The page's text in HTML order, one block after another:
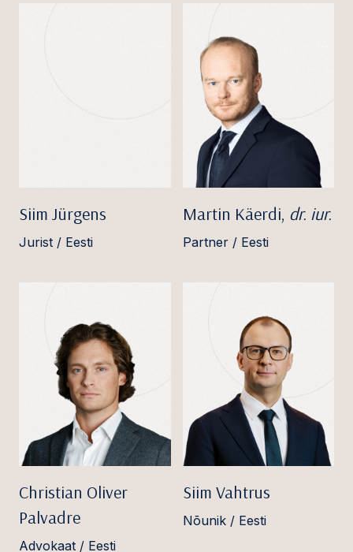
Siim Jürgens
Jurist / Eesti
Martin Käerdi, dr. iur.
Partner / Eesti
Christian Oliver
Palvadre
Advokaat / Eesti
Siim Vahtrus
Nõunik / Eesti